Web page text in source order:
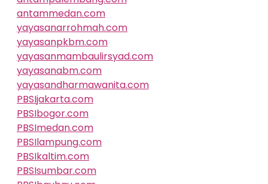
antammedan.com
yayasanarrohmah.com
yayasanpkbm.com
yayasanmambaulirsyad.com
yayasanabm.com
yayasandharmawanita.com
PBSIjakarta.com
PBSIbogor.com
PBSImedan.com
PBSIlampung.com
PBSIkaltim.com
PBSIsumbar.com